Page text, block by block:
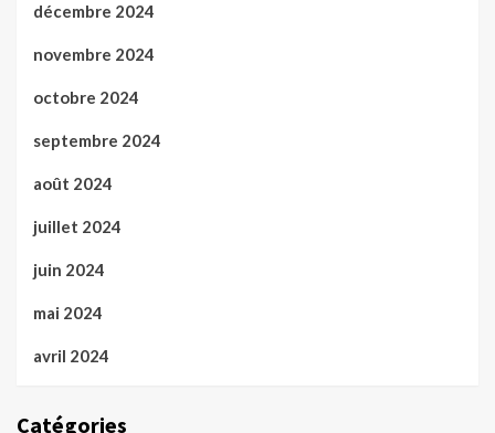
décembre 2024
novembre 2024
octobre 2024
septembre 2024
août 2024
juillet 2024
juin 2024
mai 2024
avril 2024
Catégories